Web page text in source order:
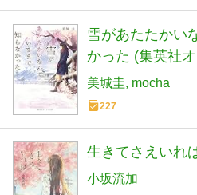
雪があたたかい
かった (集英社
美城圭 mocha
227
生きてさえいれ
小坂流加